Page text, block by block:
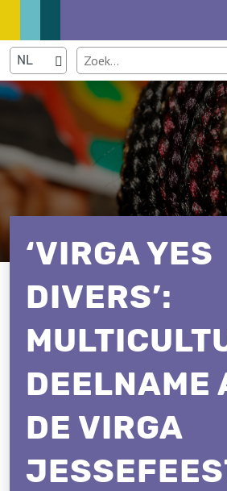
‘VIRGA YES
DIVERS’:
DEELNAME
DE VIRGA